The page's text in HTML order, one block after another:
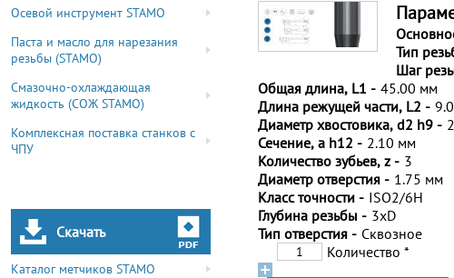
Осевой инструмент STAMO
Паста и масло для нарезания
резьбы (STAMO)
Смазочно-охлаждающая
жидкость (СОЖ STAMO)
Комплексная поставка станков с
ЧПУ
Скачать
Каталог метчиков STAMO
Тип
Шаг
Общая длина, L1 - 45.00 мм
Длина режущей части, L2 -
Диаметр хвостовика, d2 h9 -
Сечение, a h12 - 2.10 мм
Количество зубьев, z - 3
Диаметр отверстия - 1.75 мм
Класс точности - ISO2/6H
Глубина резьбы - 3xD
Тип отверстия - Сквозное
Количество *